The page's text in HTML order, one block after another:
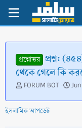
প্রশ্নোত্তর প্রশ্ন:
থেকে গেলে কি
T
r
e
FORUM BOT
S
a
ইসলামিক আপডেট